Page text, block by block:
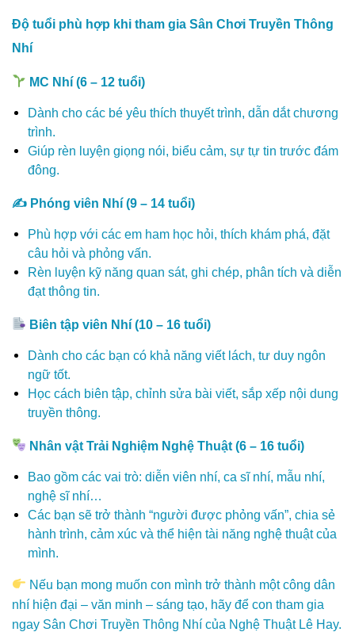
Độ tuổi phù hợp khi tham gia Sân Chơi Truyền Thông
Nhí
MC Nhí (6 – 12 tuổi)
Dành cho các bé yêu thích thuyết trình, dẫn dắt chương
trình.
Giúp rèn luyện giọng nói, biểu cảm, sự tự tin trước đám
đông.
✍️ Phóng viên Nhí (9 – 14 tuổi)
Phù hợp với các em ham học hỏi, thích khám phá, đặt
câu hỏi và phỏng vấn.
Rèn luyện kỹ năng quan sát, ghi chép, phân tích và diễn
đạt thông tin.
Biên tập viên Nhí (10 – 16 tuổi)
Dành cho các bạn có khả năng viết lách, tư duy ngôn
ngữ tốt.
Học cách biên tập, chỉnh sửa bài viết, sắp xếp nội dung
truyền thông.
Nhân vật Trải Nghiệm Nghệ Thuật (6 – 16 tuổi)
Bao gồm các vai trò: diễn viên nhí, ca sĩ nhí, mẫu nhí,
nghệ sĩ nhí…
Các bạn sẽ trở thành “người được phỏng vấn”, chia sẻ
hành trình, cảm xúc và thể hiện tài năng nghệ thuật của
mình.
Nếu bạn mong muốn con mình trở thành một công dân
nhí hiện đại – văn minh – sáng tạo, hãy để con tham gia
ngay Sân Chơi Truyền Thông Nhí của Nghệ Thuật Lê Hay.